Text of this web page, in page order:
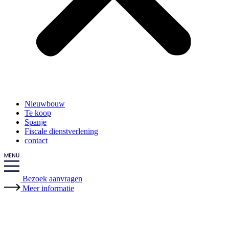
Nieuwbouw
Te koop
Spanje
Fiscale dienstverlening
contact
Bezoek aanvragen
Meer informatie